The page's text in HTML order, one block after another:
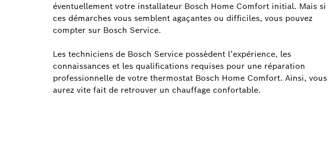
éventuellement votre installateur Bosch Home Comfort initial. Mais si
ces démarches vous semblent agaçantes ou difficiles, vous pouvez
compter sur Bosch Service.
Les techniciens de Bosch Service possèdent l’expérience, les
connaissances et les qualifications requises pour une réparation
professionnelle de votre thermostat Bosch Home Comfort. Ainsi, vous
aurez vite fait de retrouver un chauffage confortable.